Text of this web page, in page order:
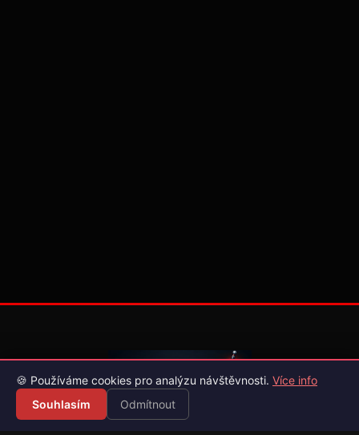
Váš průvodce světem videoher. Novinky, recenze a česko-
🍪 Používáme cookies pro analýzu návštěvnosti. Více info
Souhlasím
Odmítnout